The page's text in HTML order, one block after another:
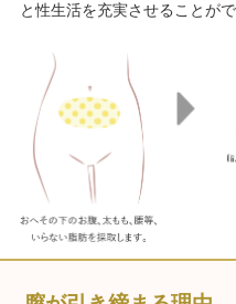
と性生活を充実させることがで